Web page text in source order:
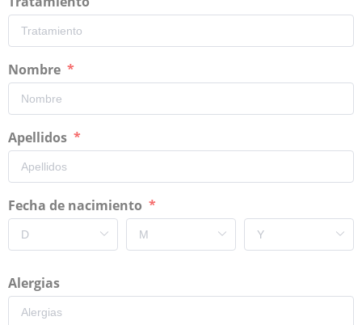
Nombre
Apellidos
Fecha de nacimiento
Alergias